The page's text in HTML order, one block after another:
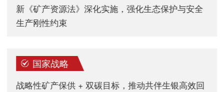
新《矿产资源法》深化实施，强化生态保护与安全
生产刚性约束
国家战略
战略性矿产保供 + 双碳目标，推动共伴生银高效回